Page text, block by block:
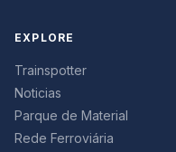
EXPLORE
Trainspotter
Noticias
Parque de Material
Rede Ferroviária